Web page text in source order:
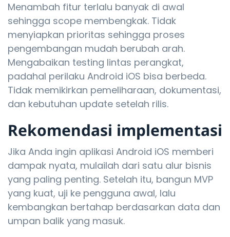
Menambah fitur terlalu banyak di awal
sehingga scope membengkak. Tidak
menyiapkan prioritas sehingga proses
pengembangan mudah berubah arah.
Mengabaikan testing lintas perangkat,
padahal perilaku Android iOS bisa berbeda.
Tidak memikirkan pemeliharaan, dokumentasi,
dan kebutuhan update setelah rilis.
Rekomendasi implementasi
Jika Anda ingin aplikasi Android iOS memberi
dampak nyata, mulailah dari satu alur bisnis
yang paling penting. Setelah itu, bangun MVP
yang kuat, uji ke pengguna awal, lalu
kembangkan bertahap berdasarkan data dan
umpan balik yang masuk.